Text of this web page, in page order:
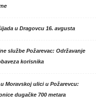
u Dragovcu 16. avgusta
službe Požarevac: Održavanje
korisnika
Moravskoj ulici u Požarevcu:
dugačke 700 metara